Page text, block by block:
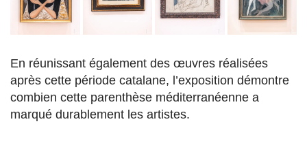
En réunissant également des œuvres réalisées
après cette période catalane, l’exposition démontre
combien cette parenthèse méditerranéenne a
marqué durablement les artistes.